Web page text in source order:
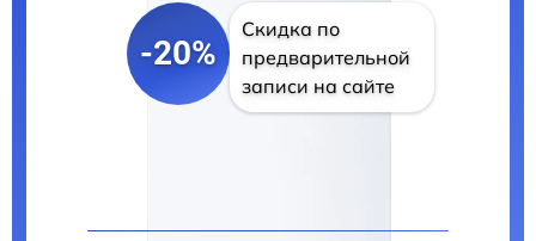
-20%
Скидка по
предварительной
записи на сайте